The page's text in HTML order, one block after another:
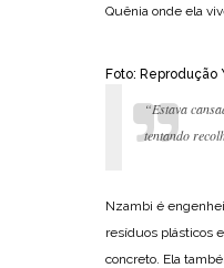
Quênia onde ela
Foto: Reprodução
“Estava
tentando
Nzambi é
resíduos plásticos
concreto. Ela